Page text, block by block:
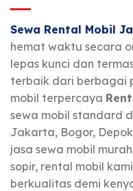
Sewa Rental Mobil
hemat waktu secara
lepas kunci dan
terbaik dari berbagai
mobil terpercaya
sewa mobil standard
Jakarta, Bogor,
jasa sewa mobil
sopir, rental mobil
berkualitas demi